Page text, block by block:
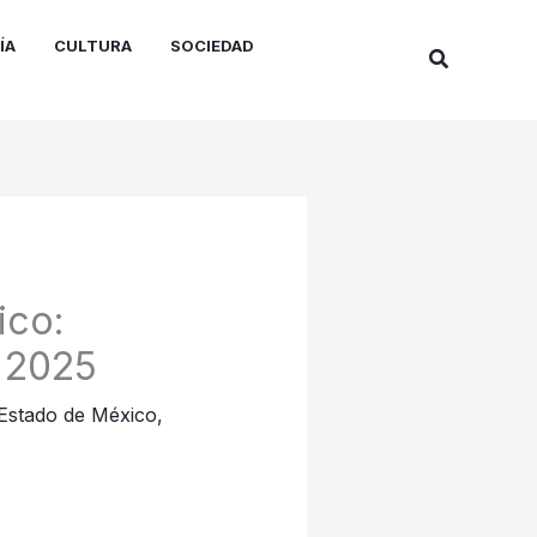
CULTURA SOCIEDAD Buscar
de México,